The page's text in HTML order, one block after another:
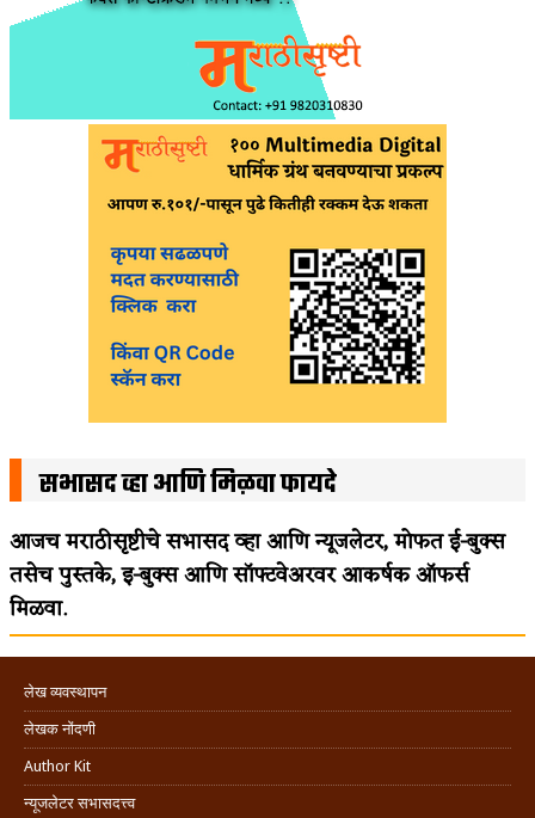
सभासद व्हा आणि मिळवा फायदे
आजच मराठीसृष्टीचे सभासद व्हा आणि न्यूजलेटर, मोफत ई-बुक्स
तसेच पुस्तके, इ-बुक्स आणि सॉफ्टवेअरवर आकर्षक ऑफर्स
मिळवा.
लेख व्यवस्थापन
लेखक नोंदणी
Author Kit
न्यूजलेटर सभासदत्त्व